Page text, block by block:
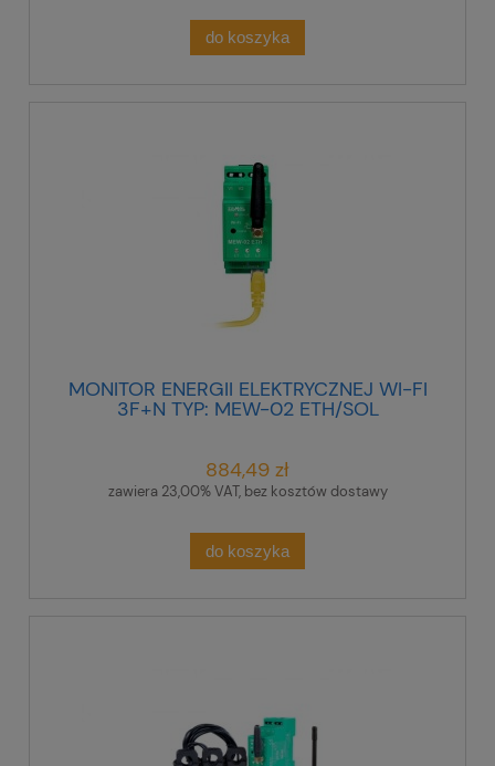
do koszyka
MONITOR ENERGII ELEKTRYCZNEJ WI-FI
3F+N TYP: MEW-02 ETH/SOL
884,49 zł
zawiera 23,00% VAT, bez kosztów dostawy
do koszyka